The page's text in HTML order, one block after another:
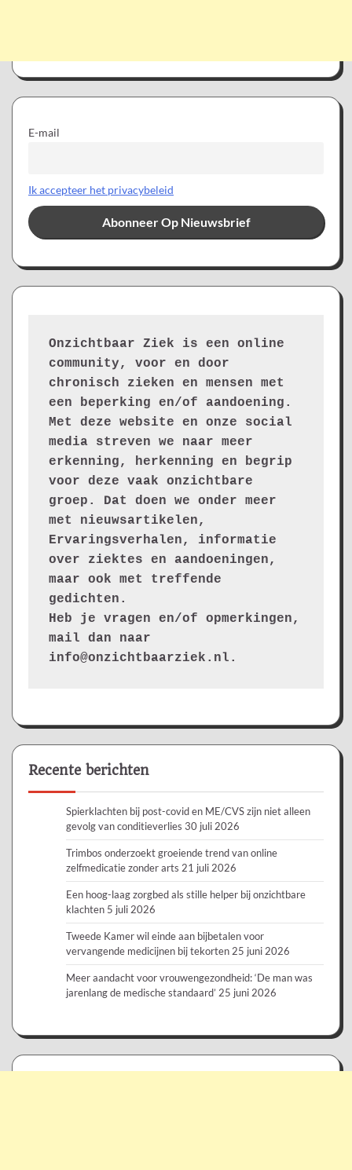
E-mail
Ik accepteer het privacybeleid
Onzichtbaar Ziek is een online
community, voor en door
chronisch zieken en mensen met
een beperking en/of aandoening.
Met deze website en onze social
media streven we naar meer
erkenning, herkenning en begrip
voor deze vaak onzichtbare
groep. Dat doen we onder meer
met nieuwsartikelen,
Ervaringsverhalen, informatie
over ziektes en aandoeningen,
maar ook met treffende
gedichten.
Heb je vragen en/of opmerkingen,
mail dan naar
info@onzichtbaarziek.nl.
Recente berichten
Spierklachten bij post-covid en ME/CVS zijn niet alleen
gevolg van conditieverlies 30 juli 2026
Trimbos onderzoekt groeiende trend van online
zelfmedicatie zonder arts 21 juli 2026
Een hoog-laag zorgbed als stille helper bij onzichtbare
klachten 5 juli 2026
Tweede Kamer wil einde aan bijbetalen voor
vervangende medicijnen bij tekorten 25 juni 2026
Meer aandacht voor vrouwengezondheid: ‘De man was
jarenlang de medische standaard’ 25 juni 2026